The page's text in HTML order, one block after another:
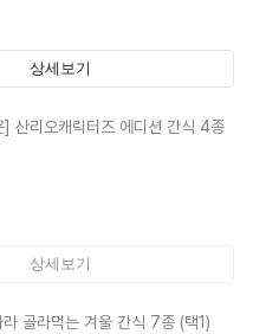
상세보기
] 산리오캐릭터즈 에디션 간식 4종
상세보기
라 골라먹는 겨울 간식 7종 (택1)